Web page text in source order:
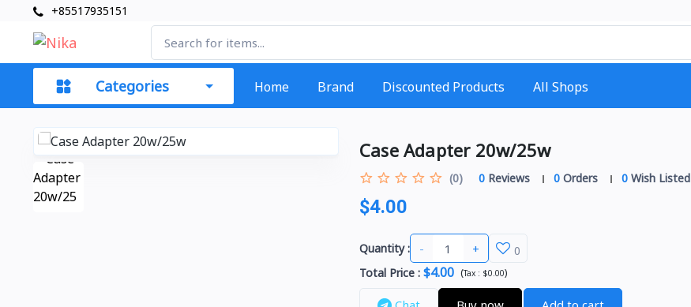
+85517935151
Categories Home Brand Discounted Products All Shops
Case Adapter 20w/25w
(0) 0Reviews 0Orders 0Wish Listed
$4.00
Quantity : - +
0
Total Price: $4.00 (Tax : $0.00)